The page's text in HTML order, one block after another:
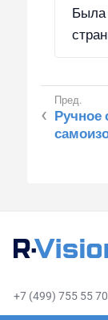
Была
Ручное
+7 (499) 755 55 70